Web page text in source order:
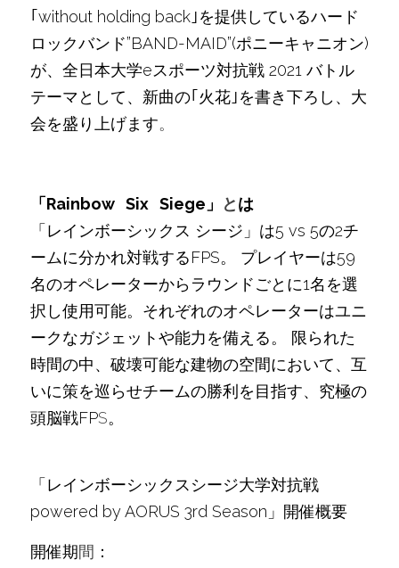
｢without holding back｣を提供しているハード
ロックバンド”BAND-MAID”(ポニーキャニオン)
が、全日本大学eスポーツ対抗戦 2021 バトル
テーマとして、新曲の｢火花｣を書き下ろし、大
会を盛り上げます。
「Rainbow   Six   Siege」 とは
「レインボーシックス シージ」は5 vs 5の2チ
ームに分かれ対戦するFPS。 プレイヤーは59
名のオペレーターからラウンドごとに1名を選
択し使用可能。それぞれのオペレーターはユニ
ークなガジェットや能力を備える。 限られた
時間の中、破壊可能な建物の空間において、互
いに策を巡らせチームの勝利を目指す、究極の
頭脳戦FPS。
「レインボーシックスシージ⼤学対抗戦
powered by AORUS 3rd Season」開催概要
開催期間 ：